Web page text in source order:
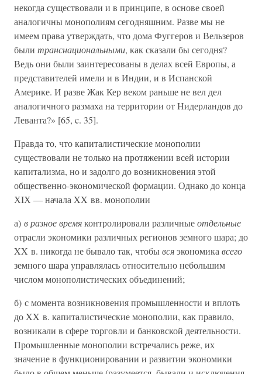
некогда существовали и в принципе, в основе своей
аналогичны монополиям сегодняшним. Разве мы не
имеем права утверждать, что дома Фуггеров и Вельзеров
были транснациональными, как сказали бы сегодня?
Ведь они были заинтересованы в делах всей Европы, а
представителей имели и в Индии, и в Испанской
Америке. И разве Жак Кер веком раньше не вел дел
аналогичного размаха на территории от Нидерландов до
Леванта?» [65, c. 35].
Правда то, что капиталистические монополии
существовали не только на протяжении всей истории
капитализма, но и задолго до возникновения этой
общественно-экономической формации. Однако до конца
ХIХ — начала XX вв. монополии
а) в разное времяконтролировали различныеотдельные
отрасли экономики различных регионов земного шара; до
XX в. никогда не бывало так, чтобывсяэкономика всего
земного шара управлялась относительно небольшим
числом монополистических объединений;
б) с момента возникновения промышленности и вплоть
до XX в. капиталистические монополии, как правило,
возникали в сфере торговли и банковской деятельности.
Промышленные монополии встречались реже, их
значение в функционировании и развитии экономики